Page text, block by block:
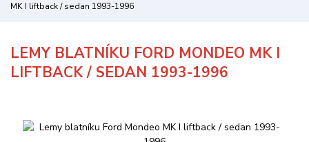
MK I liftback / sedan 1993-1996
LEMY BLATNÍKU FORD MONDEO MK I
LIFTBACK / SEDAN 1993-1996